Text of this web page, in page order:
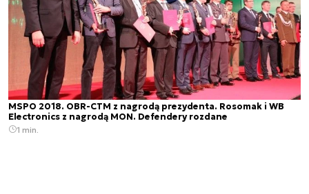
MSPO 2018. OBR-CTM z nagrodą prezydenta. Rosomak i WB
Electronics z nagrodą MON. Defendery rozdane
1 min.